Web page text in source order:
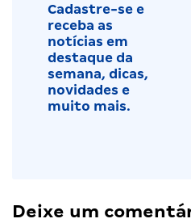
Cadastre-se e
receba as
notícias em
destaque da
semana, dicas,
novidades e
muito mais.
Deixe um